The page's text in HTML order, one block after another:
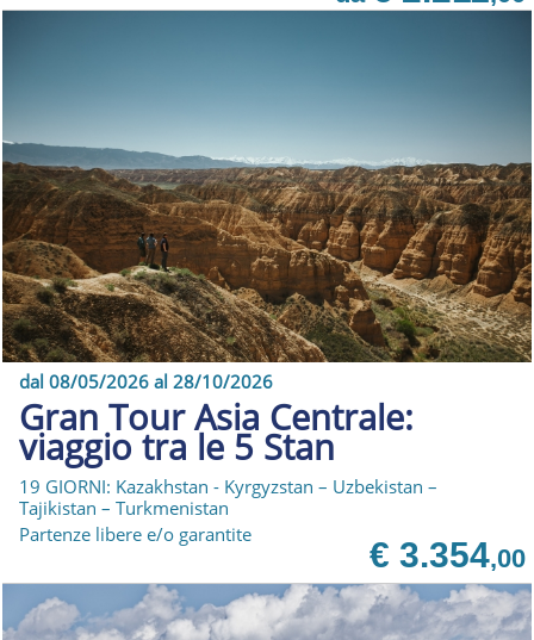
dal 08/05/2026 al 28/10/2026
Gran Tour Asia Centrale:
viaggio tra le 5 Stan
19 GIORNI: Kazakhstan - Kyrgyzstan – Uzbekistan –
Tajikistan – Turkmenistan
Partenze libere e/o garantite
€ 3.354,00